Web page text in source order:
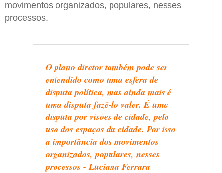
movimentos organizados, populares, nesses
processos.
O plano diretor também pode ser
entendido como uma esfera de
disputa política, mas ainda mais é
uma disputa fazê-lo valer. É uma
disputa por visões de cidade, pelo
uso dos espaços da cidade. Por isso
a importância dos movimentos
organizados, populares, nesses
processos - Luciana Ferrara